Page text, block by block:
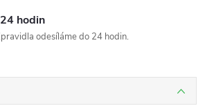
hodin
odesíláme do 24 hodin.